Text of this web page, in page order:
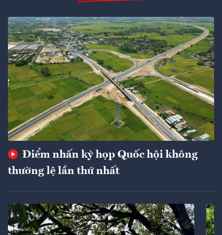
Điểm nhấn kỳ họp Quốc hội không
thường lệ lần thứ nhất